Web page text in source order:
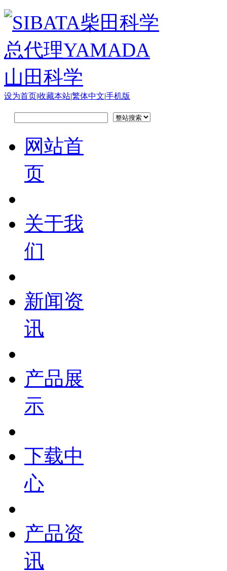
设为首页|收藏本站|繁体中文|手机版
网站首
页
关于我
们
新闻资
讯
产品展
示
下载中
心
产品资
讯